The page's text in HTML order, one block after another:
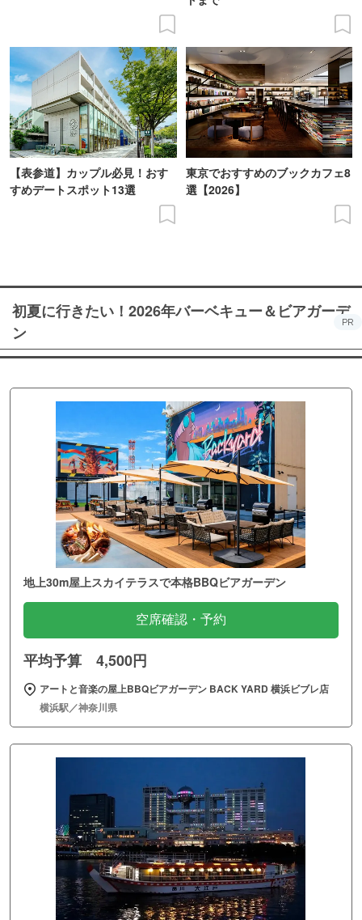
【表参道】カップル必見！おす
すめデートスポット13選
東京でおすすめのブックカフェ8
選【2026】
初夏に行きたい！2026年バーベキュー＆ビアガーデ
ン
PR
地上30m屋上スカイテラスで本格BBQビアガーデン
空席確認・予約
平均予算 4,500円
アートと音楽の屋上BBQビアガーデン BACK YARD 横浜ビブレ店
横浜駅／神奈川県